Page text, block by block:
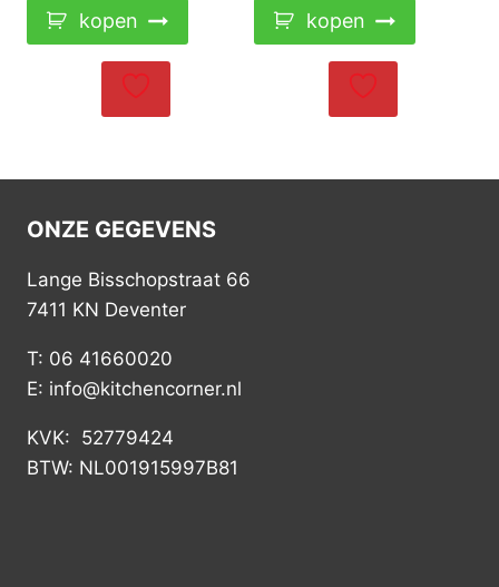
kopen kopen
ONZE GEGEVENS
Lange Bisschopstraat 66
7411 KN Deventer
T: 06 41660020
E: info@kitchencorner.nl
KVK: 52779424
BTW: NL001915997B81